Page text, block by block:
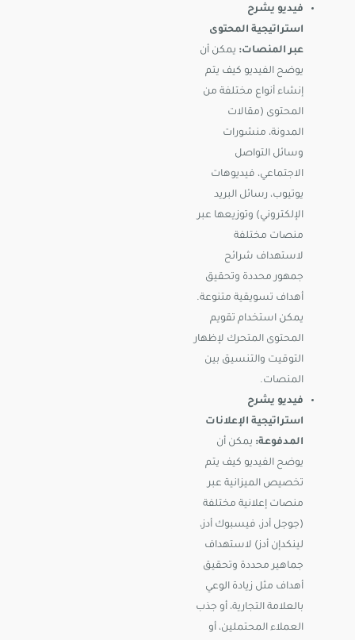
فيديو يشرح
استراتيجية المحتوى
عبر المنصات: يمكن أن
يوضح الفيديو كيف يتم
إنشاء أنواع مختلفة من
المحتوى (مقالات
المدونة، منشورات
وسائل التواصل
الاجتماعي، فيديوهات
يوتيوب، رسائل البريد
الإلكتروني) وتوزيعها عبر
منصات مختلفة
لاستهداف شرائح
جمهور محددة وتحقيق
أهداف تسويقية متنوعة.
يمكن استخدام تقويم
المحتوى المتحرك لإظهار
التوقيت والتنسيق بين
المنصات.
فيديو يشرح
استراتيجية الإعلانات
المدفوعة: يمكن أن
يوضح الفيديو كيف يتم
تخصيص الميزانية عبر
منصات إعلانية مختلفة
(جوجل أدز، فيسبوك أدز،
لينكدإن أدز) لاستهداف
جماهير محددة وتحقيق
أهداف مثل زيادة الوعي
بالعلامة التجارية، أو جذب
العملاء المحتملين، أو